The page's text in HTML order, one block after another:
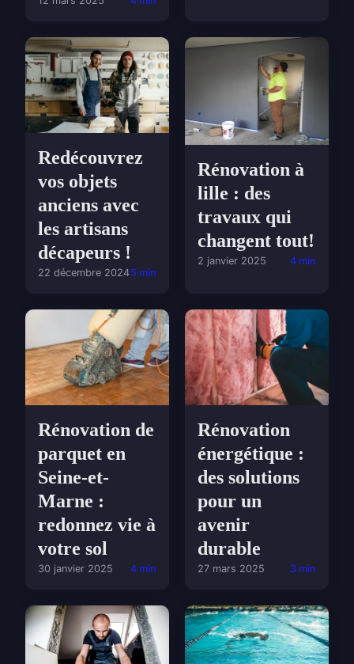
Redécouvrez
vos objets
anciens avec
les artisans
décapeurs !
22 décembre 20245 min
Rénovation à
lille : des
travaux qui
changent tout!
2 janvier 2025 4 min
Rénovation de
parquet en
Seine-et-
Marne :
redonnez vie à
votre sol
30 janvier 2025 4 min
Rénovation
énergétique :
des solutions
pour un
avenir
durable
27 mars 2025 3 min